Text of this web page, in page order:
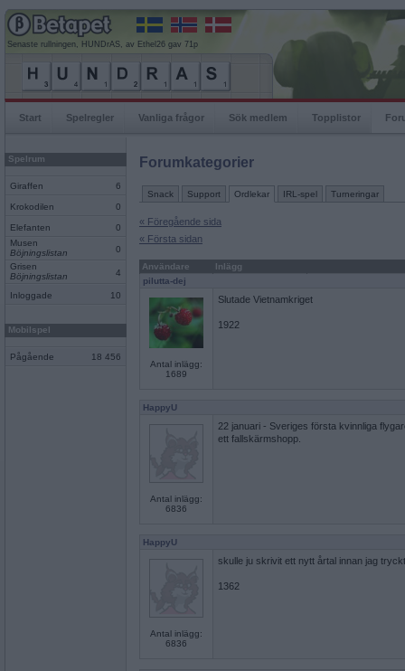
Senaste rullningen, HUNDrAS, av Ethel26 gav 71p
Start Spelregler Vanliga frågor Sök medlem Topplistor
Spelrum
Giraffen 6
Krokodilen 0
Elefanten
0
Musen
Böjningslistan
0
Grisen
Böjningslistan
4
Inloggade 10
Mobilspel
Pågående 18 456
Forumkategorier
Snack Support Ordlekar IRL-spel Turneringar
« Föregående sida
« Första sidan
Användare
Inlägg
pilutta-dej
Antal inlägg:
1689
Slutade Vietnamkriget
1922
HappyU
Antal inlägg:
6836
22 januari - Sveriges första kvinnliga
ett fallskärmshopp.
HappyU
Antal inlägg:
6836
skulle ju skrivit ett nytt årtal innan jag
1362